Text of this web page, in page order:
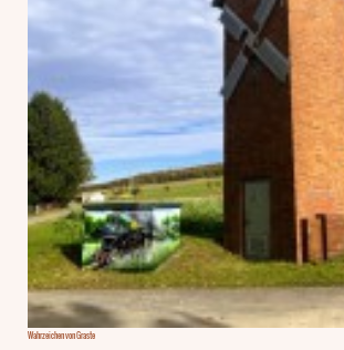
Wahrzeichen von Graste